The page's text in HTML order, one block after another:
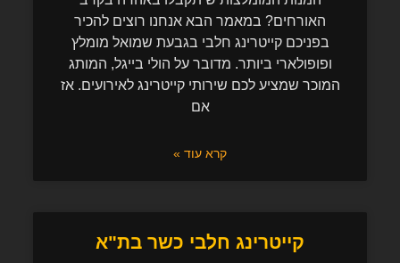
האורחים? במאמר הבא אנחנו רוצים להכיר
בפניכם קייטרינג חלבי בגבעת שמואל מומלץ
ופופולארי ביותר. מדובר על הולי בייגל, המותג
המוכר שמציע לכם שירותי קייטרינג לאירועים. אז
אם
קרא עוד »
קייטרינג חלבי כשר בת"א